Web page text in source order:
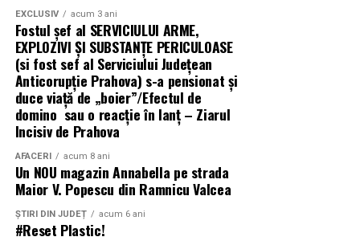
nivelul de stres. Luând în calcul aceste date, dar și
factori precum condițiile meteo sau ciclul menstrual,
HONOR Watch 6 poate sugera perioade de odihnă,
activitate fizică sau exerciții de respirație, pentru
susținerea unei rutine mai echilibrate.
Astfel, funcțiile avansate de monitorizare sportivă sunt
completate de instrumente dedicate sănătății și stării de
bine, pentru o experiență care continuă și dincolo de
antrenament.
Disponibilitate
EXCLUSIV acum 3 ani
Fostul șef al SERVICIULUI ARME,
EXPLOZIVI ŞI SUBSTANŢE PERICULOASE
(si fost sef al Serviciului Judeţean
Anticorupţie Prahova) s-a pensionat și
duce viață de „boier”/Efectul de
domino sau o reacție în lanț – Ziarul
Incisiv de Prahova
AFACERI acum 8 ani
Un NOU magazin Annabella pe strada
Maior V. Popescu din Ramnicu Valcea
ȘTIRI DIN JUDEȚ acum 6 ani
#Reset Plastic!